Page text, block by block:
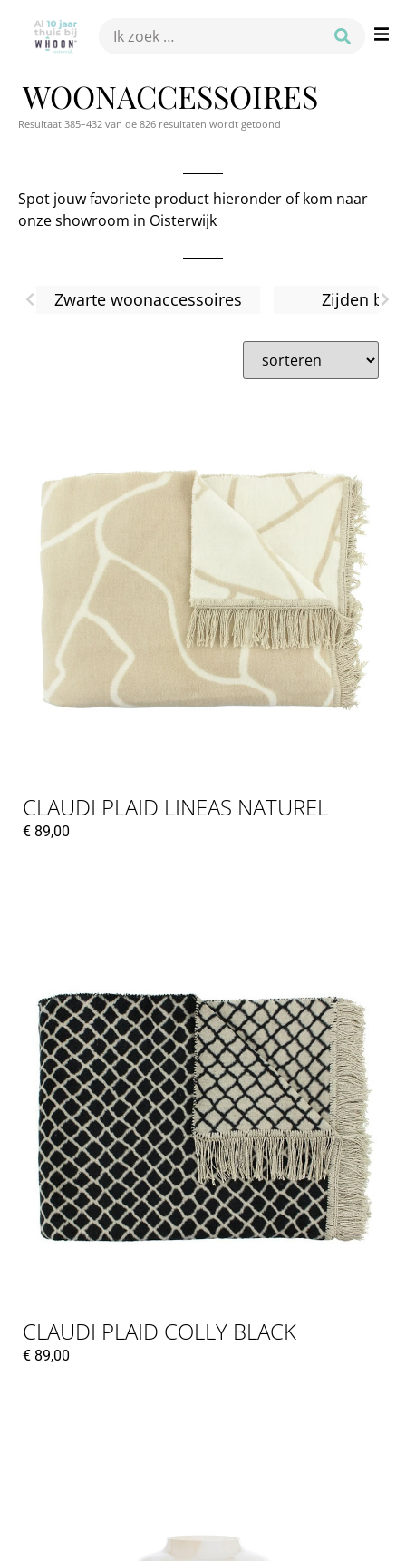
WOONACCESSOIRES
Resultaat 385–432 van de 826 resultaten wordt getoond
Spot jouw favoriete product hieronder of kom naar
onze showroom in Oisterwijk
Zwarte woonaccessoires Zijden
CLAUDI PLAID LINEAS NATUREL
€ 89,00
CLAUDI PLAID COLLY BLACK
€ 89,00